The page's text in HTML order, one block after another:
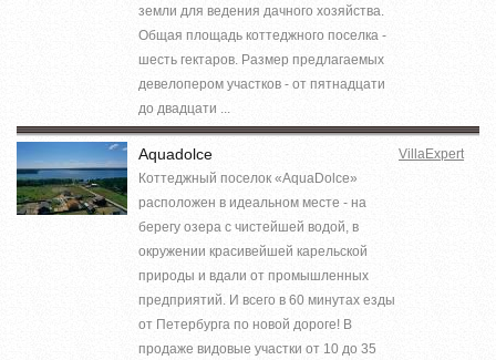
земли для ведения дачного хозяйства.
Общая площадь коттеджного поселка -
шесть гектаров. Размер предлагаемых
девелопером участков - от пятнадцати
до двадцати ...
Aquadolce
Коттеджный поселок «AquaDolce»
расположен в идеальном месте - на
берегу озера с чистейшей водой, в
окружении красивейшей карельской
природы и вдали от промышленных
предприятий. И всего в 60 минутах езды
от Петербурга по новой дороге! В
продаже видовые участки от 10 до 35
VillaExpert